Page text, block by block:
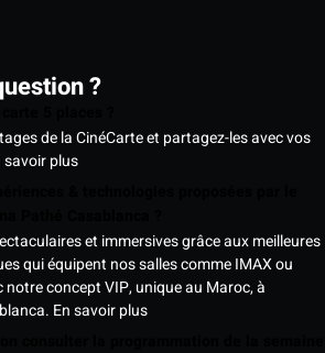
?
de la CinéCarte et partagez-les avec vos
savoir plus
et immersives grâce aux meilleures
qui équipent nos salles comme IMAX ou
notre concept VIP, unique au Maroc, à
En savoir plus